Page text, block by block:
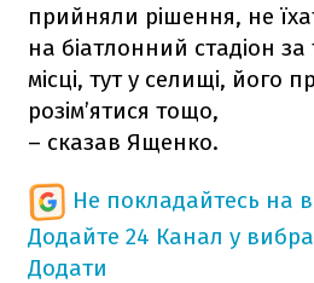
прийняли рішення, не
на біатлонний стадіон
місці, тут у селищі, його
розім’ятися тощо,
– сказав Ященко.
Не покладайтесь на
Додайте 24 Канал у
Додати